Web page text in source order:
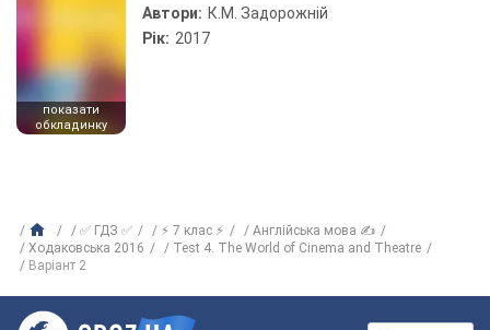
показати
обкладинку
Автори: К.М. Задорожній
Рік: 2017
✅ ГДЗ ✅ ⚡ 7 клас ⚡
Англійська мова ✍
Ходаковська 2016
Test 4. The World of Cinema and Theatre
Варіант 2